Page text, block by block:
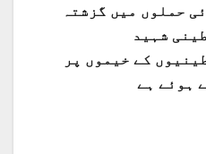
حملوں میں گزشتہ
کے خیموں پر
ہوئے ہے